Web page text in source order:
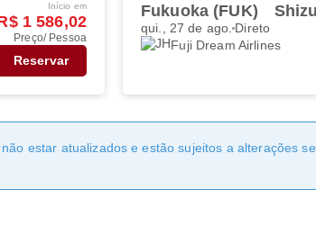
Início em
1 586,02
Preço/ Pessoa
Reservar
Fukuoka (FUK)
qui., 27 de ago. Direto
Fuji Dream Airlines
estar atualizados e estão sujeitos a alterações